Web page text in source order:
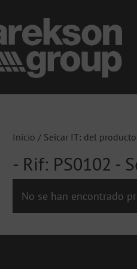
Inicio / Seicar IT: del
- Rif: PS0102 -
No se han encontrado